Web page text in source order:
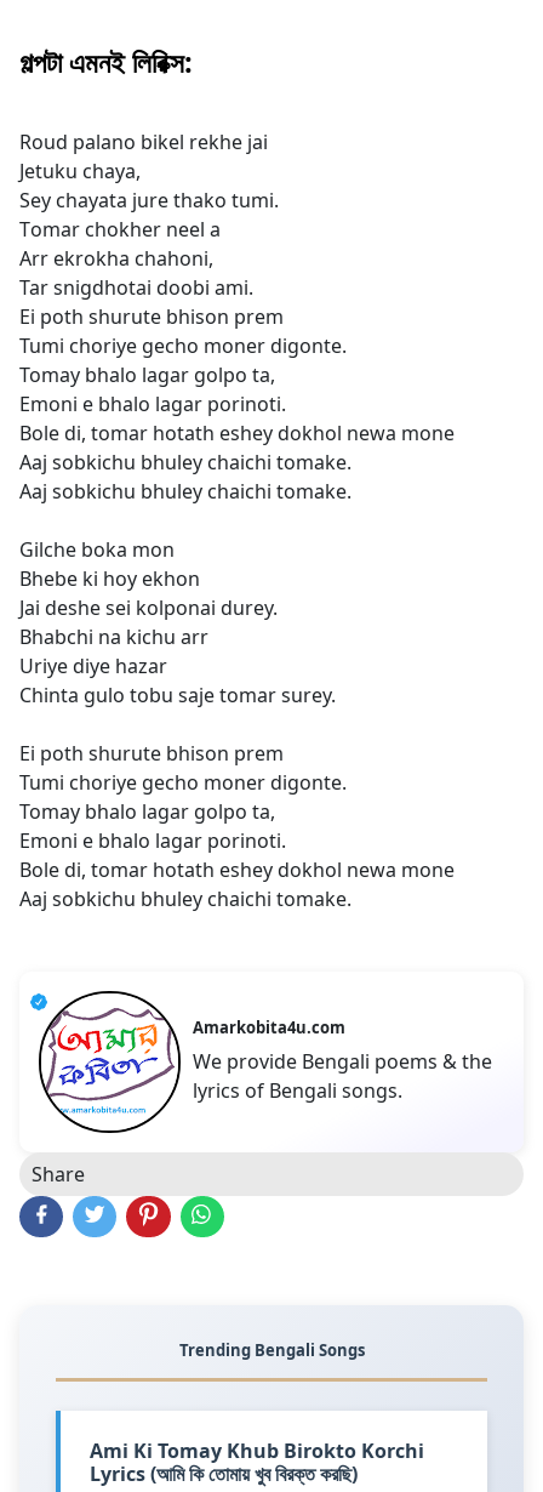
গল্পটা এমনই লিরিক্স:
Roud palano bikel rekhe jai
Jetuku chaya,
Sey chayata jure thako tumi.
Tomar chokher neel a
Arr ekrokha chahoni,
Tar snigdhotai doobi ami.
Ei poth shurute bhison prem
Tumi choriye gecho moner digonte.
Tomay bhalo lagar golpo ta,
Emoni e bhalo lagar porinoti.
Bole di, tomar hotath eshey dokhol newa mone
Aaj sobkichu bhuley chaichi tomake.
Aaj sobkichu bhuley chaichi tomake.
Gilche boka mon
Bhebe ki hoy ekhon
Jai deshe sei kolponai durey.
Bhabchi na kichu arr
Uriye diye hazar
Chinta gulo tobu saje tomar surey.
Ei poth shurute bhison prem
Tumi choriye gecho moner digonte.
Tomay bhalo lagar golpo ta,
Emoni e bhalo lagar porinoti.
Bole di, tomar hotath eshey dokhol newa mone
Aaj sobkichu bhuley chaichi tomake.
Amarkobita4u.com
We provide Bengali poems & the
lyrics of Bengali songs.
Share
Trending Bengali Songs
Ami Ki Tomay Khub Birokto Korchi
Lyrics (আমি কি তোমায় খুব বিরক্ত করছি)